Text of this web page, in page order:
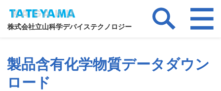
株式会社立山科学デバイステクノロジー
製品含有化学物質データダウン
ロード